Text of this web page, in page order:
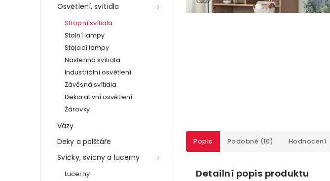
Osvětlení, svítidla
Stropní svítidla
Stolní lampy
Stojací lampy
Nástěnná svítidla
Industriální osvětlení
Závěsná svítidla
Dekorativní osvětlení
Žárovky
Vázy
Deky a polštáře
Svíčky, svícny a lucerny
Lucerny
Popis Podobné (10) Hodnocení
Detailní popis produktu